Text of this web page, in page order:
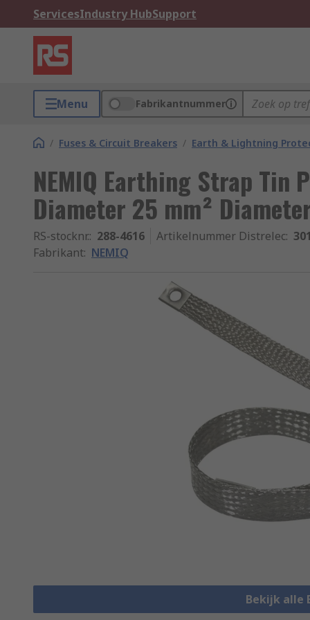
ServicesIndustry HubSupport
Menu Fabrikantnummer
/ Fuses & Circuit Breakers / Earth & Lightning
NEMIQ Earthing Strap Tin
Diameter 25 mm²
RS-stocknr.: 288-4616 Artikelnummer Distrelec:
Fabrikant: NEMIQ
Bekijk alle